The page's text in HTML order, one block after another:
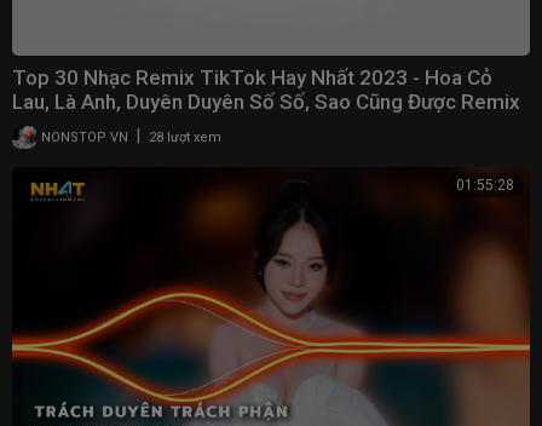
Top 30 Nhạc Remix TikTok Hay Nhất 2023 - Hoa Cỏ
Lau, Là Anh, Duyên Duyên Số Số, Sao Cũng Được Remix
NONSTOP VN 28 lượt xem
01:55:28